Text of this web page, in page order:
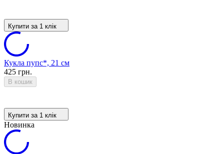
Купити за 1 клiк
Кукла пупс*, 21 см
425 грн.
В кошик
Купити за 1 клiк
Новинка